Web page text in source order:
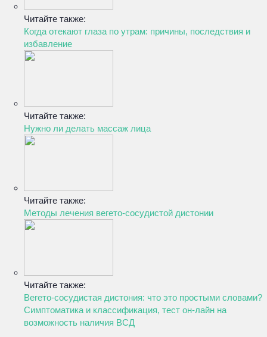
Читайте также:
Когда отекают глаза по утрам: причины, последствия и
избавление
Читайте также:
Нужно ли делать массаж лица
Читайте также:
Методы лечения вегето-сосудистой дистонии
Читайте также:
Вегето-сосудистая дистония: что это простыми словами?
Симптоматика и классификация, тест он-лайн на
возможность наличия ВСД